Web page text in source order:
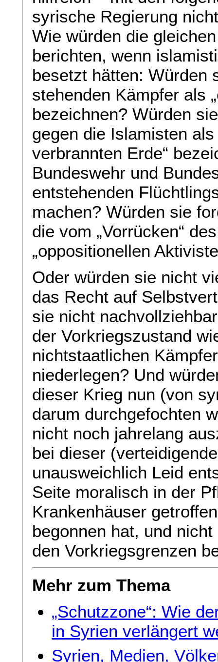
syrische Regierung
Wie würden die
berichten, wenn
besetzt hätten: Würden
stehenden Kämpfer als
bezeichnen? Würden
gegen die Islamisten als
verbrannten Erde“
Bundeswehr und
entstehenden
machen? Würden sie
die vom „Vorrücken“
„oppositionellen
Oder würden sie nicht
das Recht auf
sie nicht
der Vorkriegszustand
nichtstaatlichen
niederlegen? Und
dieser Krieg nun (von
darum durchgefochten
nicht noch jahrelang
bei dieser
unausweichlich Leid
Seite moralisch in der
Krankenhäuser
begonnen hat, und
den Vorkriegsgrenzen
Mehr zum Thema
„Schutzzone“: Wie
in Syrien verlängert
Syrien, Medien,